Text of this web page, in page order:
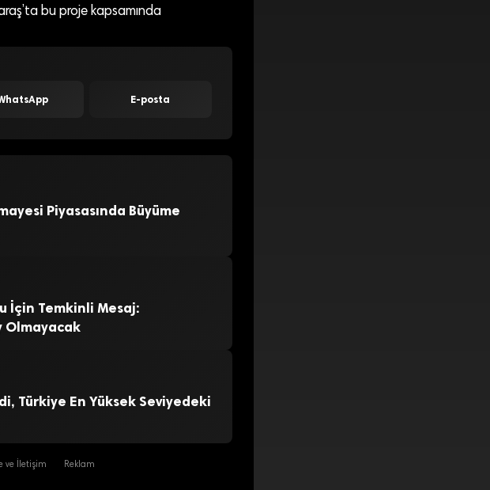
bu proje kapsamında
E-posta
Piyasasında Büyüme
İçin Temkinli Mesaj:
Olmayacak
Türkiye En Yüksek Seviyedeki
ve İletişim Reklam